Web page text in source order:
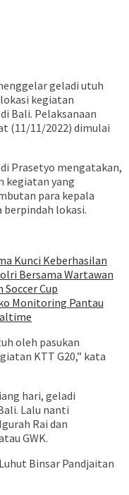
geladi utuh
kegiatan
Bali. Pelaksanaan
(11/11/2022) dimulai
Prasetyo mengatakan,
kegiatan yang
para kepala
berpindah lokasi.
Kunci Keberhasilan
Bersama Wartawan
Soccer Cup
Monitoring Pantau
oleh pasukan
KTT G20,” kata
hari, geladi
Lalu nanti
Rai dan
GWK.
Binsar Pandjaitan